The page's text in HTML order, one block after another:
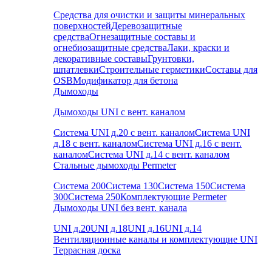
Средства для очистки и защиты минеральных
поверхностейДеревозащитные
средстваОгнезащитные составы и
огнебиозащитные средстваЛаки, краски и
декоративные составыГрунтовки,
шпатлевкиСтроительные герметикиСоставы для
OSBМодификатор для бетона
Дымоходы
Дымоходы UNI с вент. каналом
Система UNI д.20 с вент. каналомСистема UNI
д.18 с вент. каналомСистема UNI д.16 с вент.
каналомСистема UNI д.14 с вент. каналом
Стальные дымоходы Permeter
Система 200Система 130Система 150Система
300Система 250Комплектующие Permeter
Дымоходы UNI без вент. канала
UNI д.20UNI д.18UNI д.16UNI д.14
Вентиляционные каналы и комплектующие UNI
Террасная доска